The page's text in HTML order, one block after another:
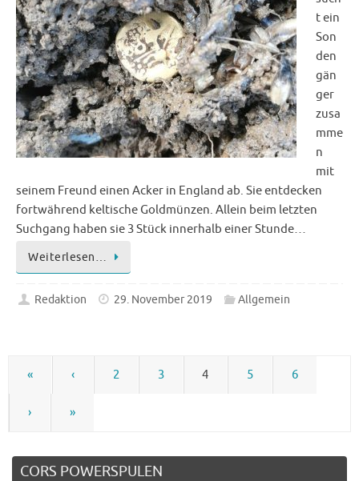
t ein
Son
den
gän
ger
zusa
mme
n
mit
seinem Freund einen Acker in England ab. Sie entdecken
fortwährend keltische Goldmünzen. Allein beim letzten
Suchgang haben sie 3 Stück innerhalb einer Stunde…
Weiterlesen…
Redaktion 29. November 2019 Allgemein
« ‹ 2 3 4 5 6
› »
CORS POWERSPULEN